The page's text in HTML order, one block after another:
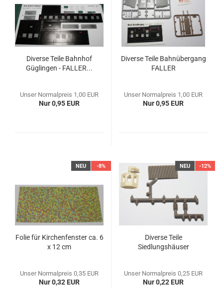
Diverse Teile Bahnhof
Güglingen - FALLER...
Unser Normalpreis 1,00 EUR
Nur 0,95 EUR
Diverse Teile Bahnübergang
FALLER
Unser Normalpreis 1,00 EUR
Nur 0,95 EUR
NEU -8%
Folie für Kirchenfenster ca. 6
x 12 cm
Unser Normalpreis 0,35 EUR
Nur 0,32 EUR
NEU -12%
Diverse Teile
Siedlungshäuser
Unser Normalpreis 0,25 EUR
Nur 0,22 EUR